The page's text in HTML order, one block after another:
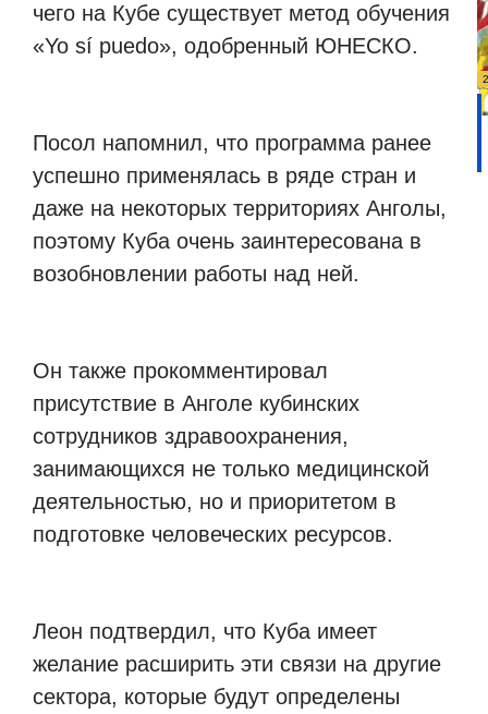
чего на Кубе существует метод обучения
«Yo sí puedo», одобренный ЮНЕСКО.
Посол напомнил, что программа ранее
успешно применялась в ряде стран и
даже на некоторых территориях Анголы,
поэтому Куба очень заинтересована в
возобновлении работы над ней.
Он также прокомментировал
присутствие в Анголе кубинских
сотрудников здравоохранения,
занимающихся не только медицинской
деятельностью, но и приоритетом в
подготовке человеческих ресурсов.
Леон подтвердил, что Куба имеет
желание расширить эти связи на другие
сектора, которые будут определены